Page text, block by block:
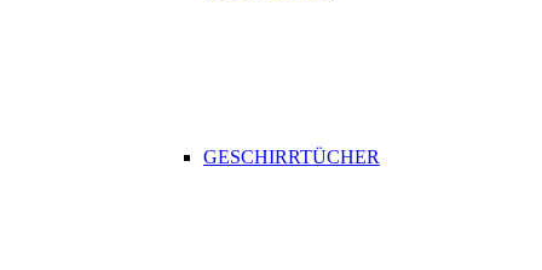
GESCHIRRTÜCHER